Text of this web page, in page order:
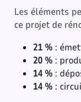
Les éléments
ce projet de
21 % :
20 % :
14 % :
14 % :